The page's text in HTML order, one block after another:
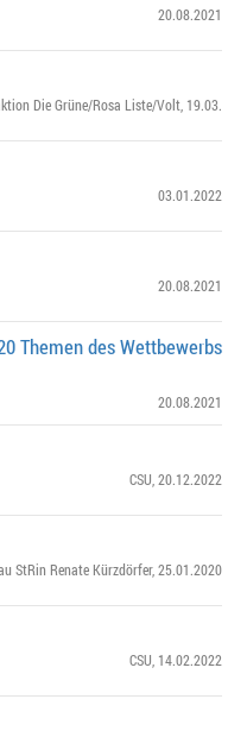
20.08.2021
Die Grüne/Rosa Liste/Volt, 19.03.
03.01.2022
20.08.2021
Themen des Wettbewerbs
20.08.2021
CSU , 20.12.2022
StRin Renate Kürzdörfer, 25.01.2020
CSU , 14.02.2022